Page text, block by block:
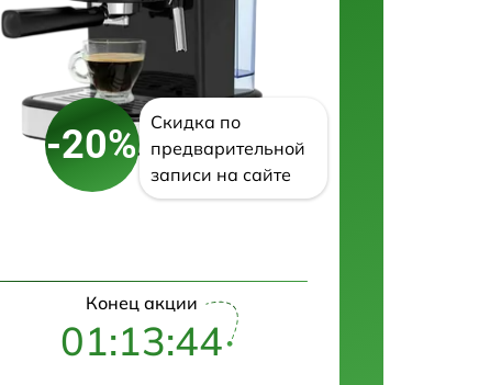
-20%
Скидка по
предварительной
записи на сайте
Конец акции
01:13:43